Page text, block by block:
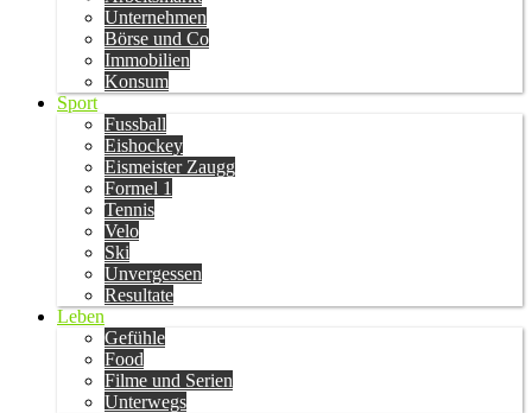
Unternehmen
Börse und Co
Immobilien
Konsum
Sport
Fussball
Eishockey
Eismeister Zaugg
Formel 1
Tennis
Velo
Ski
Unvergessen
Resultate
Leben
Gefühle
Food
Filme und Serien
Unterwegs